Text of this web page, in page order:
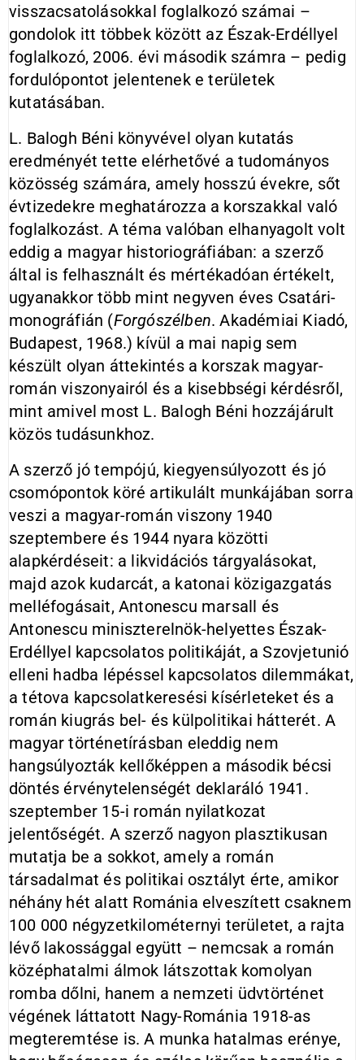
visszacsatolásokkal foglalkozó számai –
gondolok itt többek között az Észak-Erdéllyel
foglalkozó, 2006. évi második számra – pedig
fordulópontot jelentenek e területek
kutatásában.
L. Balogh Béni könyvével olyan kutatás
eredményét tette elérhetővé a tudományos
közösség számára, amely hosszú évekre, sőt
évtizedekre meghatározza a korszakkal való
foglalkozást. A téma valóban elhanyagolt volt
eddig a magyar historiográfiában: a szerző
által is felhasznált és mértékadóan értékelt,
ugyanakkor több mint negyven éves Csatári-
monográfián (Forgószélben. Akadémiai Kiadó,
Budapest, 1968.) kívül a mai napig sem
készült olyan áttekintés a korszak magyar-
román viszonyairól és a kisebbségi kérdésről,
mint amivel most L. Balogh Béni hozzájárult
közös tudásunkhoz.
A szerző jó tempójú, kiegyensúlyozott és jó
csomópontok köré artikulált munkájában sorra
veszi a magyar-román viszony 1940
szeptembere és 1944 nyara közötti
alapkérdéseit: a likvidációs tárgyalásokat,
majd azok kudarcát, a katonai közigazgatás
melléfogásait, Antonescu marsall és
Antonescu miniszterelnök-helyettes Észak-
Erdéllyel kapcsolatos politikáját, a Szovjetunió
elleni hadba lépéssel kapcsolatos dilemmákat,
a tétova kapcsolatkeresési kísérleteket és a
román kiugrás bel- és külpolitikai hátterét. A
magyar történetírásban eleddig nem
hangsúlyozták kellőképpen a második bécsi
döntés érvénytelenségét deklaráló 1941.
szeptember 15-i román nyilatkozat
jelentőségét. A szerző nagyon plasztikusan
mutatja be a sokkot, amely a román
társadalmat és politikai osztályt érte, amikor
néhány hét alatt Románia elveszített csaknem
100 000 négyzetkilométernyi területet, a rajta
lévő lakossággal együtt – nemcsak a román
középhatalmi álmok látszottak komolyan
romba dőlni, hanem a nemzeti üdvtörténet
végének láttatott Nagy-Románia 1918-as
megteremtése is. A munka hatalmas erénye,